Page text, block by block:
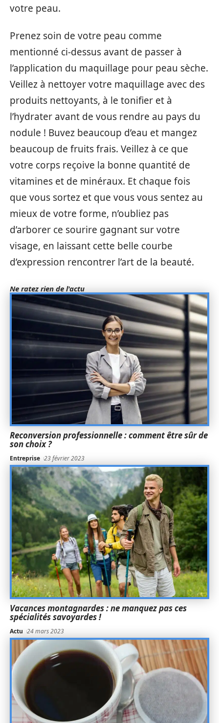
votre peau.
Prenez soin de votre peau comme
mentionné ci-dessus avant de passer à
l’application du maquillage pour peau sèche.
Veillez à nettoyer votre maquillage avec des
produits nettoyants, à le tonifier et à
l’hydrater avant de vous rendre au pays du
nodule ! Buvez beaucoup d’eau et mangez
beaucoup de fruits frais. Veillez à ce que
votre corps reçoive la bonne quantité de
vitamines et de minéraux. Et chaque fois
que vous sortez et que vous vous sentez au
mieux de votre forme, n’oubliez pas
d’arborer ce sourire gagnant sur votre
visage, en laissant cette belle courbe
d’expression rencontrer l’art de la beauté.
Ne ratez rien de l'actu
Reconversion professionnelle : comment être sûr de
son choix ?
Entreprise 23 février 2023
Vacances montagnardes : ne manquez pas ces
spécialités savoyardes !
Actu 24 mars 2023